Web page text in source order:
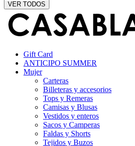
VER TODOS
Gift Card
ANTICIPO SUMMER
Mujer
Carteras
Billeteras y accesorios
Tops y Remeras
Camisas y Blusas
Vestidos y enteros
Sacos y Camperas
Faldas y Shorts
Tejidos y Buzos